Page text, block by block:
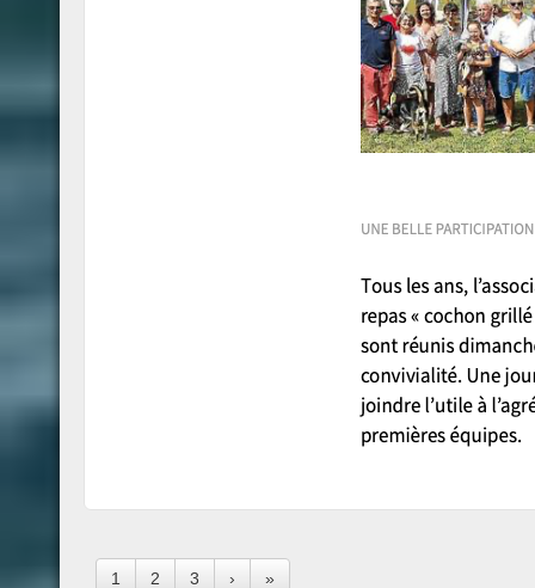
1 2 3 › »